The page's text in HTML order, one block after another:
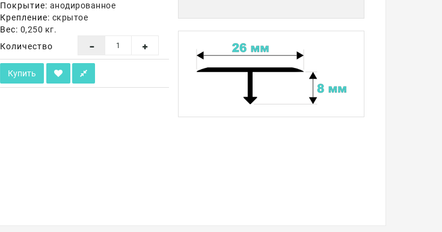
Покрытие: анодированное
Крепление: скрытое
Вес: 0,250 кг.
Количество
Купить